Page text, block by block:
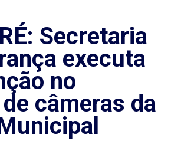
Secretaria
executa
no
câmeras da